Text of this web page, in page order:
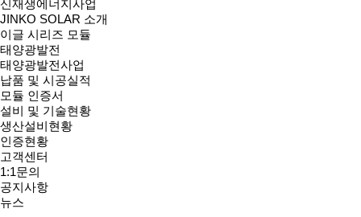
신재생에너지사업
JINKO SOLAR 소개
이글 시리즈 모듈
태양광발전
태양광발전사업
납품 및 시공실적
모듈 인증서
설비 및 기술현황
생산설비현황
인증현황
고객센터
1:1문의
공지사항
뉴스
1996 ~ 2009
2010 ~ 2015
2016 ~ 현재
1996